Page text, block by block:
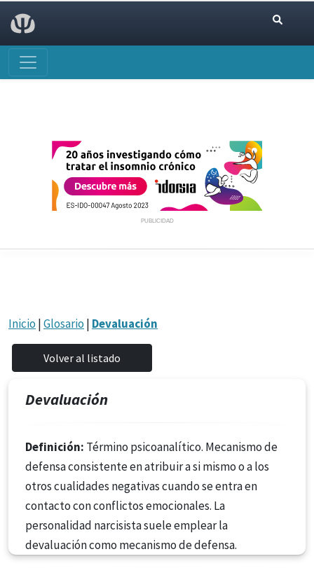
PUBLICIDAD
Inicio |Glosario | Devaluación
Devaluación
Definición: Término psicoanalítico. Mecanismo de
defensa consistente en atribuir a si mismo o a los
otros cualidades negativas cuando se entra en
contacto con conflictos emocionales. La
personalidad narcisista suele emplear la
devaluación como mecanismo de defensa.